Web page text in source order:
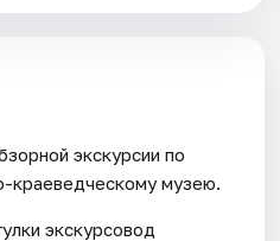
экскурсии по
краеведческому музею.
экскурсовод